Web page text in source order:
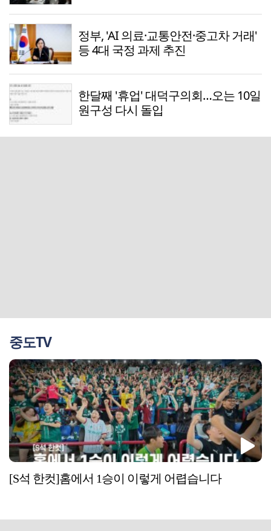
정부, 'AI 의료·교통안전·중고차 거래'
등 4대 국정 과제 추진
한달째 '휴업' 대덕구의회…오는 10일
원구성 다시 돌입
중도TV
[S석 한컷]홈에서 1승이 이렇게 어렵습니다